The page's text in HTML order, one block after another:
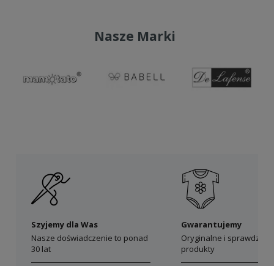
Nasze Marki
Szyjemy dla Was
Nasze doświadczenie to ponad
30 lat
Gwarantujemy
Oryginalne i sprawdzone
produkty